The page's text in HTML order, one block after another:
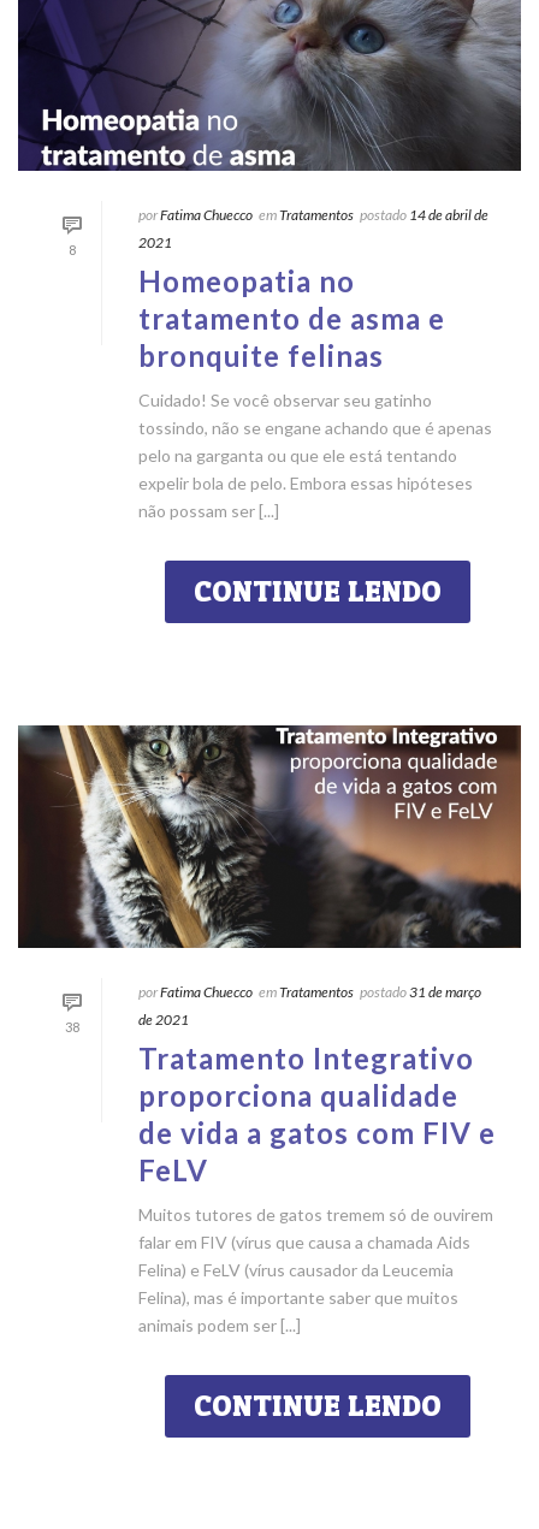
8
porFatima Chuecco emTratamentos postado 14 de abril de
2021
Homeopatia no
tratamento de asma e
bronquite felinas
Cuidado! Se você observar seu gatinho
tossindo, não se engane achando que é apenas
pelo na garganta ou que ele está tentando
expelir bola de pelo. Embora essas hipóteses
não possam ser [...]
CONTINUE LENDO
38
porFatima Chuecco emTratamentos postado31 de março
de 2021
Tratamento Integrativo
proporciona qualidade
de vida a gatos com FIV e
FeLV
Muitos tutores de gatos tremem só de ouvirem
falar em FIV (vírus que causa a chamada Aids
Felina) e FeLV (vírus causador da Leucemia
Felina), mas é importante saber que muitos
animais podem ser [...]
CONTINUE LENDO